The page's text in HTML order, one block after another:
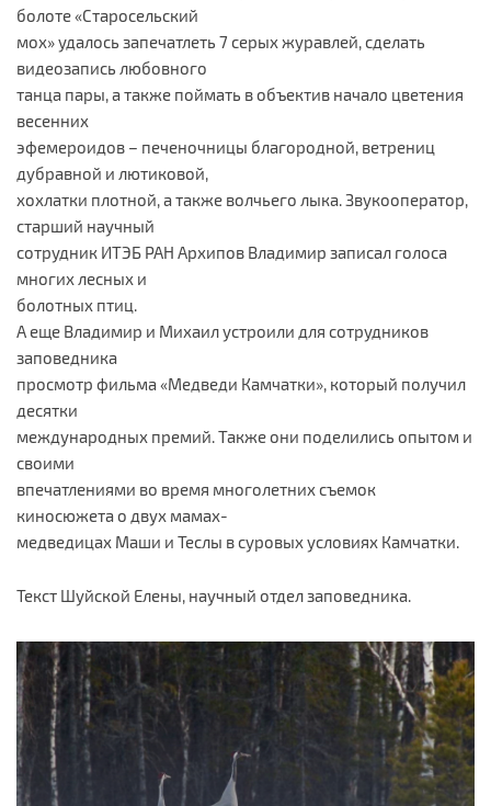
болоте «Старосельский
мох» удалось запечатлеть 7 серых журавлей, сделать
видеозапись любовного
танца пары, а также поймать в объектив начало цветения
весенних
эфемероидов – печеночницы благородной, ветрениц
дубравной и лютиковой,
хохлатки плотной, а также волчьего лыка. Звукооператор,
старший научный
сотрудник ИТЭБ РАН Архипов Владимир записал голоса
многих лесных и
болотных птиц.
А еще Владимир и Михаил устроили для сотрудников
заповедника
просмотр фильма «Медведи Камчатки», который получил
десятки
международных премий. Также они поделились опытом и
своими
впечатлениями во время многолетних съемок
киносюжета о двух мамах-
медведицах Маши и Теслы в суровых условиях Камчатки.
Текст Шуйской Елены, научный отдел заповедника.